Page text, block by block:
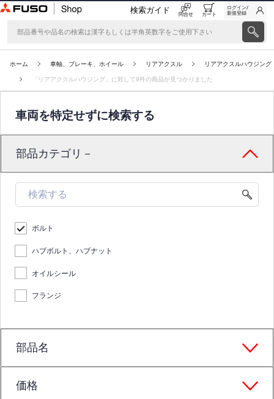
検索ガイド 問合せ カート
ログイン/
新規登録
ホーム 車軸、ブレーキ、ホイール リアアクスル リアアクスルハウジング
「リアアクスルハウジング」に対して9件の商品が見つかりました
車両を特定せずに検索する
部品カテゴリ－
ボルト
ハブボルト、ハブナット
オイルシール
フランジ
部品名
価格